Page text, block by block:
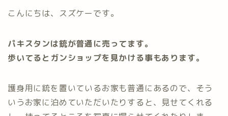
こんにちは、スズケーです。
パキスタンは銃が普通に売ってます。
歩いてるとガンショップを見かける事もあります。
護身用に銃を置いているお家も普通にあるので、そう
いうお家に泊めていただいたりすると、見せてくれる